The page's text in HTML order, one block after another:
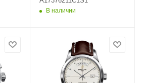
В наличии